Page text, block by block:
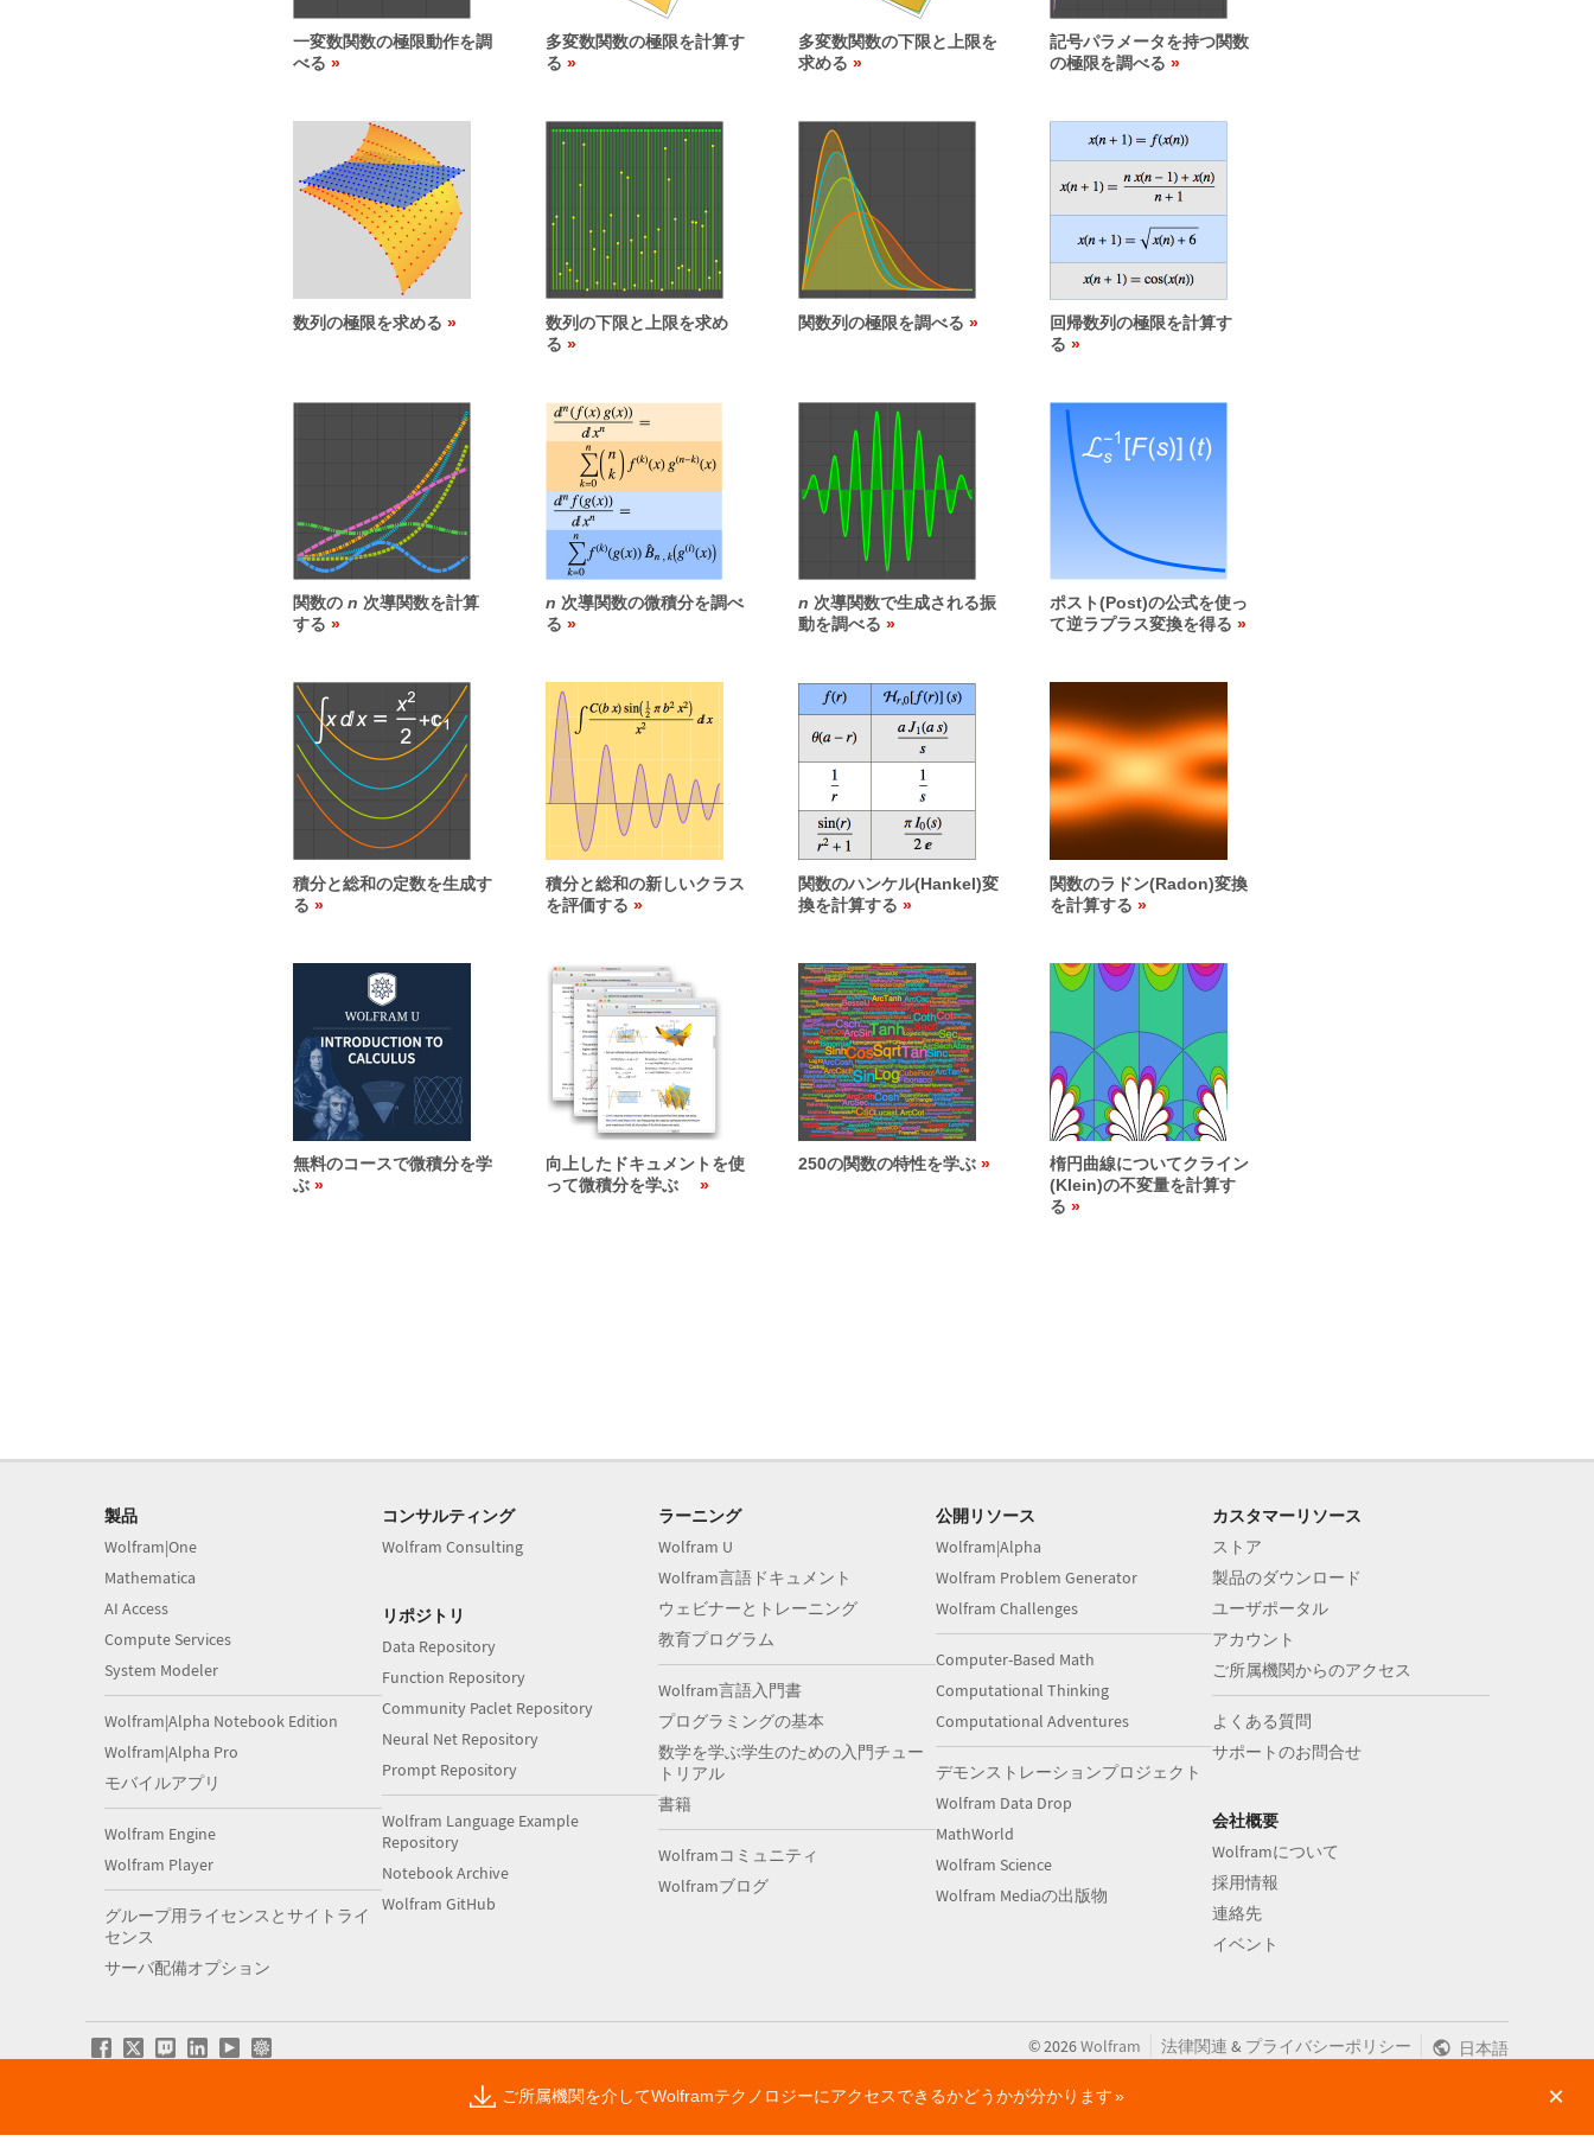
一変数関数の極限動作を調
べる
多変数関数の極限を計算す
る
多変数関数の下限と上限を
求める
記号パラメータを持つ関数
の極限を調べる
数列の極限を求める
数列の下限と上限を求め
る
関数列の極限を調べる
回帰数列の極限を計算す
る
関数の n 次導関数を計算
する
n 次導関数の微積分を調べ
る
n 次導関数で生成される振
動を調べる
ポスト(Post)の公式を使っ
て逆ラプラス変換を得る
積分と総和の定数を生成す
る
積分と総和の新しいクラス
を評価する
関数のハンケル(Hankel)変
換を計算する
関数のラドン(Radon)変換
を計算する
無料のコースで微積分を学
ぶ
向上したドキュメントを使
って微積分を学ぶ
250の関数の特性を学ぶ
楕円曲線についてクライン
(Klein)の不変量を計算す
る
製品
Wolfram|One
Mathematica
AI Access
Compute Services
System Modeler
Wolfram|Alpha Notebook Edition
Wolfram|Alpha Pro
モバイルアプリ
Wolfram Engine
Wolfram Player
グループ用ライセンスとサイトライ
センス
サーバ配備オプション
コンサルティング
Wolfram Consulting
リポジトリ
Data Repository
Function Repository
Community Paclet Repository
Neural Net Repository
Prompt Repository
Wolfram Language Example
Repository
Notebook Archive
Wolfram GitHub
ラーニング
Wolfram U
Wolfram言語ドキュメント
ウェビナーとトレーニング
教育プログラム
Wolfram言語入門書
プログラミングの基本
数学を学ぶ学生のための入門チュー
トリアル
書籍
Wolframコミュニティ
Wolframブログ
公開リソース
Wolfram|Alpha
Wolfram Problem Generator
Wolfram Challenges
Computer-Based Math
Computational Thinking
Computational Adventures
デモンストレーションプロジェクト
Wolfram Data Drop
MathWorld
Wolfram Science
Wolfram Mediaの出版物
カスタマーリソース
ストア
製品のダウンロード
ユーザポータル
アカウント
ご所属機関からのアクセス
よくある質問
サポートのお問合せ
会社概要
Wolframについて
採用情報
連絡先
イベント
©2026Wolfram 法律関連 & プライバシーポリシー 日本語
ご所属機関を介してWolframテクノロジーにアクセスできるかどうかが分かります ×